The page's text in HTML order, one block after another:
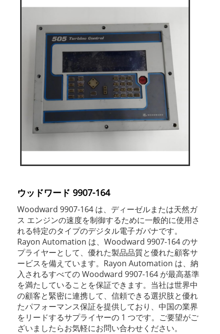
ウッドワード 9907-164
Woodward 9907-164 は、ディーゼルまたは天然ガ
ス エンジンの速度を制御するために一般的に使用さ
れる特定のタイプのデジタル電子ガバナです。
Rayon Automation は、Woodward 9907-164 のサ
プライヤーとして、優れた製品品質と優れた顧客サ
ービスを備えています。Rayon Automation は、納
入されるすべての Woodward 9907-164 が最高基準
を満たしていることを保証できます。当社は世界中
の顧客と緊密に連携して、信頼できる選択肢と優れ
たパフォーマンス保証を提供しており、中国の業界
をリードするサプライヤーの 1 つです。ご要望がご
ざいましたらお気軽にお問い合わせください。